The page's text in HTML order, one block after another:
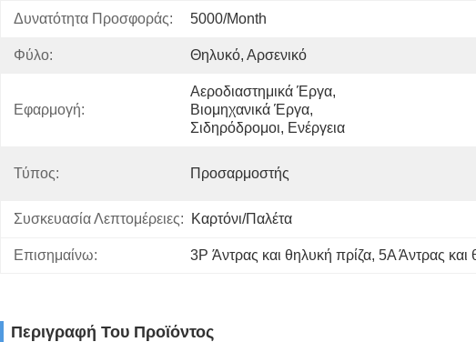
Δυνατότητα Προσφοράς: 5000/month
Φύλο: Θηλυκό, Αρσενικό
Εφαρμογή:
Αεροδιαστημικά Έργα,
Βιομηχανικά Έργα,
Σιδηρόδρομοι, Ενέργεια
Τύπος: Προσαρμοστής
Συσκευασία Λεπτομέρειες: Καρτόνι/παλέτα
Επισημαίνω: 3P Άντρας και θηλυκή πρίζα, 5Α Άντρας και
Περιγραφή Του Προϊόντος